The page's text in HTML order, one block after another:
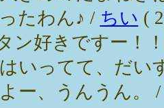
たわん♪ / ちい (
ン好きですー！
いってて、だい
ー、うんうん。 /